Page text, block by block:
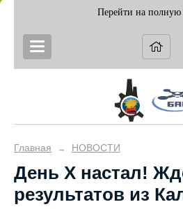
Перейти на полную
Главная → НОВОСТИ
День X настал!
результатов из